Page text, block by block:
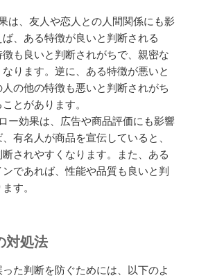
は、友人や恋人との人間関係にも影
、ある特徴が良いと判断される
も良いと判断されがちで、親密な
ります。逆に、ある特徴が悪いと
の他の特徴も悪いと判断されがち
とがあります。
ー効果は、広告や商品評価にも影響
有名人が商品を宣伝していると、
されやすくなります。また、ある
であれば、性能や品質も良いと判
す。
対処法
た判断を防ぐためには、以下のよ